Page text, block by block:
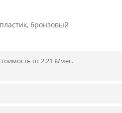
бронзовый
от 2.21 ƃ/мec.